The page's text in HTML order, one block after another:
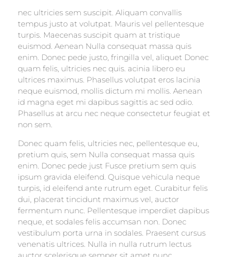
nec ultricies sem suscipit. Aliquam convallis
tempus justo at volutpat. Mauris vel pellentesque
turpis. Maecenas suscipit quam at tristique
euismod. Aenean Nulla consequat massa quis
enim. Donec pede justo, fringilla vel, aliquet Donec
quam felis, ultricies nec quis. acinia libero eu
ultrices maximus. Phasellus volutpat eros lacinia
neque euismod, mollis dictum mi mollis. Aenean
id magna eget mi dapibus sagittis ac sed odio.
Phasellus at arcu nec neque consectetur feugiat et
non sem.
Donec quam felis, ultricies nec, pellentesque eu,
pretium quis, sem Nulla consequat massa quis
enim. Donec pede just Fusce pretium sem quis
ipsum gravida eleifend. Quisque vehicula neque
turpis, id eleifend ante rutrum eget. Curabitur felis
dui, placerat tincidunt maximus vel, auctor
fermentum nunc. Pellentesque imperdiet dapibus
neque, et sodales felis accumsan non. Donec
vestibulum porta urna in sodales. Praesent cursus
venenatis ultrices. Nulla in nulla rutrum lectus